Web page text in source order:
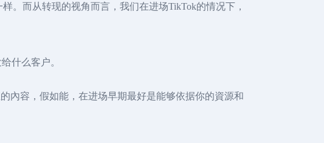
。而从转现的视角而言，我们在进场TikTok的情况下，
什么客户。
內容，假如能，在进场早期最好是能够依据你的資源和